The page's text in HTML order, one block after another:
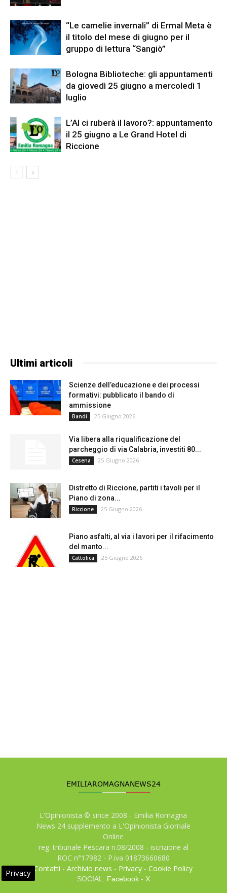
“Le camelie invernali” di Ermal Meta è
il titolo del mese di giugno per il
gruppo di lettura “Sangiò”
Bologna Biblioteche: gli appuntamenti
da giovedì 25 giugno a mercoledì 1
luglio
L’AI ci ruberà il lavoro?: appuntamento
il 25 giugno a Le Grand Hotel di
Riccione
Ultimi articoli
Scienze dell’educazione e dei processi
formativi: pubblicato il bando di
ammissione
Bandi 25 Giugno 2026
Via libera alla riqualificazione del
parcheggio di via Calabria, investiti 80...
Cesena 25 Giugno 2026
Distretto di Riccione, partiti i tavoli per il
Piano di zona...
Riccione 25 Giugno 2026
Piano asfalti, al via i lavori per il rifacimento
del manto...
Cattolica 25 Giugno 2026
L'Opinionista © since 2008 - Emilia Romagna
News 24 supplemento a L'Opinionista Giornale
Online
reg. tribunale Pescara n.08/2008 - iscrizione al
ROC n°17982 - P.iva 01873660680
Contatti -Archivio news - Privacy -Cookie Policy
SOCIAL: Facebook- X
Privacy